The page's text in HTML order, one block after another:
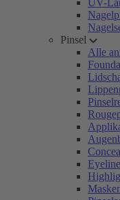
UV-
Pinsel
Alle